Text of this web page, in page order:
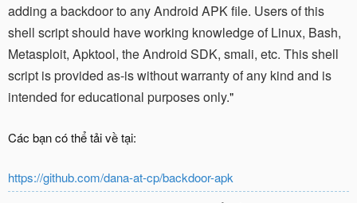
adding a backdoor to any Android APK file. Users of this
shell script should have working knowledge of Linux, Bash,
Metasploit, Apktool, the Android SDK, smali, etc. This shell
script is provided as-is without warranty of any kind and is
intended for educational purposes only."
Các bạn có thể tải về tại:
https://github.com/dana-at-cp/backdoor-apk